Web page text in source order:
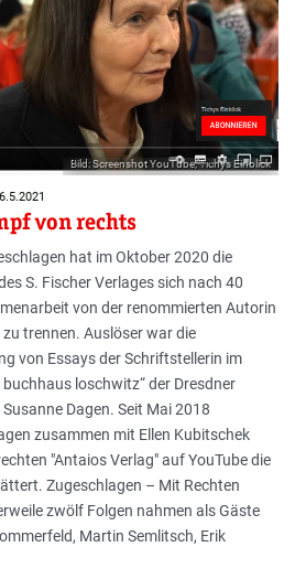
Bild: Screenshot YouTube; Tichys Einblick
von rechts
hat im Oktober 2020 die
S. Fischer Verlages sich nach 40
von der renommierten Autorin
trennen. Auslöser war die
von Essays der Schriftstellerin im
buchhaus loschwitz“ der Dresdner
Dagen. Seit Mai 2018
zusammen mit Ellen Kubitschek
"Antaios Verlag" auf YouTube die
Zugeschlagen – Mit Rechten
zwölf Folgen nahmen als Gäste
Martin Semlitsch, Erik